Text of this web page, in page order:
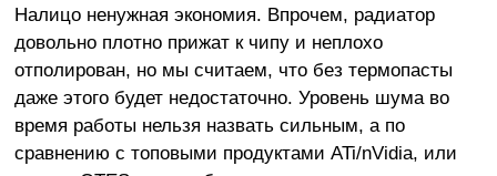
Налицо ненужная экономия. Впрочем, радиатор
довольно плотно прижат к чипу и неплохо
отполирован, но мы считаем, что без термопасты
даже этого будет недостаточно. Уровень шума во
время работы нельзя назвать сильным, а по
сравнению с топовыми продуктами ATi/nVidia, или